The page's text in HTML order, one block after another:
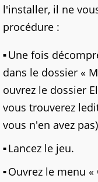
l'installer, il ne
procédure :
Une fois
dans le dossier «
ouvrez le dossier
vous trouverez
vous n'en avez
Lancez le jeu.
Ouvrez le menu